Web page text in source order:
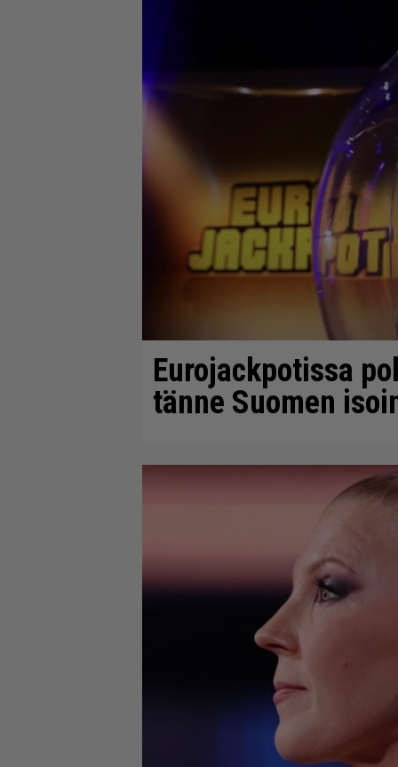
Eurojackpotissa
tänne Suomen